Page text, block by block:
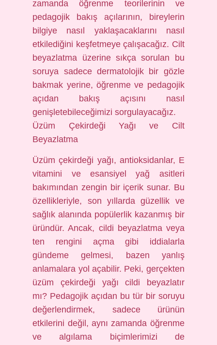
zamanda öğrenme teorilerinin ve
pedagojik bakış açılarının, bireylerin
bilgiye nasıl yaklaşacaklarını nasıl
etkilediğini keşfetmeye çalışacağız. Cilt
beyazlatma üzerine sıkça sorulan bu
soruya sadece dermatolojik bir gözle
bakmak yerine, öğrenme ve pedagojik
açıdan bakış açısını nasıl
genişletebileceğimizi sorgulayacağız.
Üzüm Çekirdeği Yağı ve Cilt
Beyazlatma
Üzüm çekirdeği yağı, antioksidanlar, E
vitamini ve esansiyel yağ asitleri
bakımından zengin bir içerik sunar. Bu
özellikleriyle, son yıllarda güzellik ve
sağlık alanında popülerlik kazanmış bir
üründür. Ancak, cildi beyazlatma veya
ten rengini açma gibi iddialarla
gündeme gelmesi, bazen yanlış
anlamalara yol açabilir. Peki, gerçekten
üzüm çekirdeği yağı cildi beyazlatır
mı? Pedagojik açıdan bu tür bir soruyu
değerlendirmek, sadece ürünün
etkilerini değil, aynı zamanda öğrenme
ve algılama biçimlerimizi de